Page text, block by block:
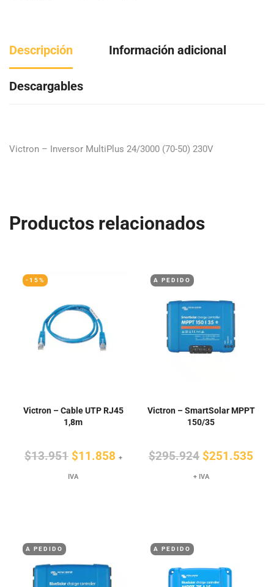
Descripción Información adicional
Descargables
Victron – Inversor MultiPlus 24/3000 (70-50) 230V
Productos relacionados
-15%
Victron – Cable UTP RJ45
1,8m
$13.951 El
precio
$11.858El
+
IVA
A PEDIDO
Victron – SmartSolar MPPT
150/35
$295.924 El
precio
$251.535
+ IVA
A PEDIDO A PEDIDO